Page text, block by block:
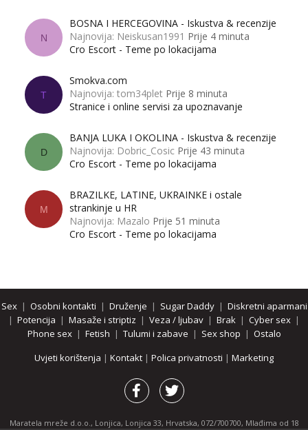
N
BOSNA I HERCEGOVINA - Iskustva & recenzije
Najnovija: Neiskusan1991 Prije 4 minuta
Cro Escort - Teme po lokacijama
T
Smokva.com
Najnovija: tom34plet Prije 8 minuta
Stranice i online servisi za upoznavanje
D
BANJA LUKA I OKOLINA - Iskustva & recenzije
Najnovija: Dobric_Cosic Prije 43 minuta
Cro Escort - Teme po lokacijama
M
BRAZILKE, LATINE, UKRAINKE i ostale
strankinje u HR
Najnovija: Mazalo Prije 51 minuta
Cro Escort - Teme po lokacijama
Sex| Osobni kontakti | Druženje | Sugar Daddy| Diskretni aparmani
| Potencija | Masaže i striptiz | Veza / ljubav | Brak | Cyber sex |
Phone sex| Fetish | Tulumi i zabave | Sex shop | Ostalo
Uvjeti korištenja | Kontakt | Polica privatnosti | Marketing
Maratela mreže d.o.o., Lonjica, Lonjica 33, Hrvatska, 072/700700, Mlađima od 18